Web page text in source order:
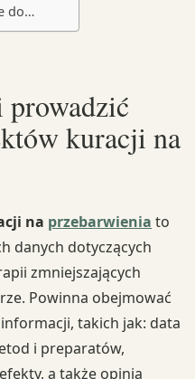
do…
prowadzić
kuracji na
na przebarwienia to
danych dotyczących
zmniejszających
Powinna obejmować
takich jak: data
i preparatów,
a także opinia